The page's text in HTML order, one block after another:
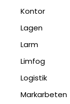
Kontor
Lagen
Larm
Limfog
Logistik
Markarbeten